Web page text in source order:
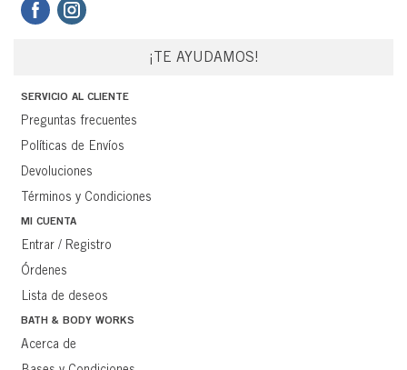
¡TE AYUDAMOS!
SERVICIO AL CLIENTE
Preguntas frecuentes
Políticas de Envíos
Devoluciones
Términos y Condiciones
MI CUENTA
Entrar / Registro
Órdenes
Lista de deseos
BATH & BODY WORKS
Acerca de